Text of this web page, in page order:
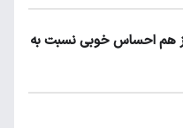
هم احساس خوبی نسبت به